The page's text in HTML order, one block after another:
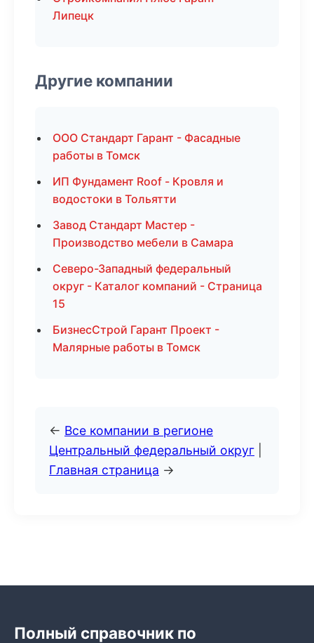
Липецк
Другие компании
ООО Стандарт Гарант - Фасадные
работы в Томск
ИП Фундамент Roof - Кровля и
водостоки в Тольятти
Завод Стандарт Мастер -
Производство мебели в Самара
Северо-Западный федеральный
округ - Каталог компаний - Страница
15
БизнесСтрой Гарант Проект -
Малярные работы в Томск
← Все компании в регионе
Центральный федеральный округ
Главная страница →
Полный справочник по